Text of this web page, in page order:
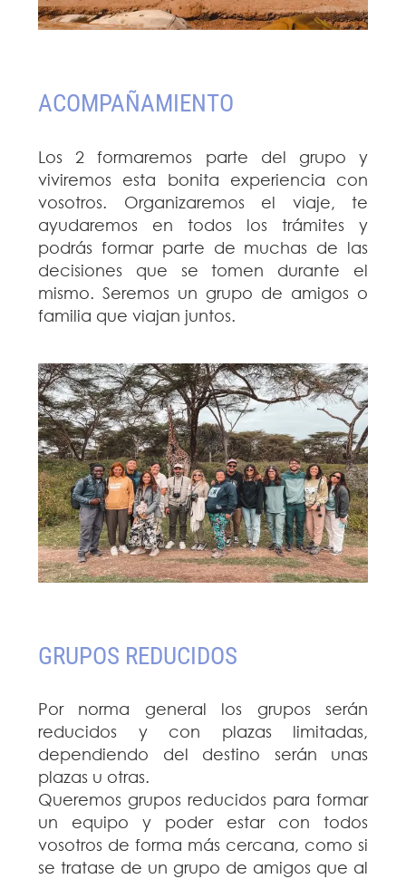
ACOMPAÑAMIENTO
Los 2 formaremos parte del grupo y
viviremos esta bonita experiencia con
vosotros. Organizaremos el viaje, te
ayudaremos en todos los trámites y
podrás formar parte de muchas de las
decisiones que se tomen durante el
mismo. Seremos un grupo de amigos o
familia que viajan juntos.
GRUPOS REDUCIDOS
Por norma general los grupos serán
reducidos y con plazas limitadas,
dependiendo del destino serán unas
plazas u otras.
Queremos grupos reducidos para formar
un equipo y poder estar con todos
vosotros de forma más cercana, como si
se tratase de un grupo de amigos que al